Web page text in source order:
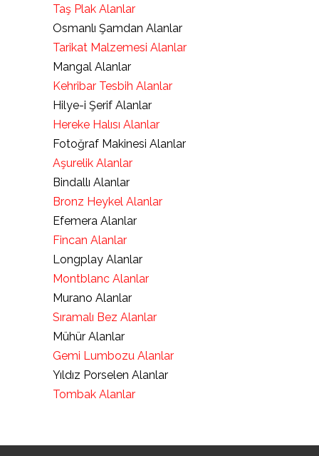
Taş Plak Alanlar
Osmanlı Şamdan Alanlar
Tarikat Malzemesi Alanlar
Mangal Alanlar
Kehribar Tesbih Alanlar
Hilye-i Şerif Alanlar
Hereke Halısı Alanlar
Fotoğraf Makinesi Alanlar
Aşurelik Alanlar
Bindallı Alanlar
Bronz Heykel Alanlar
Efemera Alanlar
Fincan Alanlar
Longplay Alanlar
Montblanc Alanlar
Murano Alanlar
Sıramalı Bez Alanlar
Mühür Alanlar
Gemi Lumbozu Alanlar
Yıldız Porselen Alanlar
Tombak Alanlar